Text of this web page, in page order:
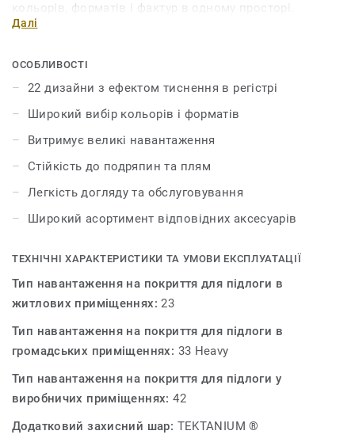
кольорів, форматів і фактур в одному просторі.
Поєднайте текстуру дерева, каміння та металу, грайте з
аксесуарами – плінтусами та профілями. iD Inspiration
55 & 55 Plus розсуває межі дозволеного у дизайні і
дозволяє створити інтер’єр вашої мрії. Колекція
пропонує 22 декори, які мають тиснення в регістрі – це
технологія, яка відтворює рельєф і зовнішній вигляд
Далі
ОСОБЛИВОСТІ
22 дизайни з ефектом тиснення в регістрі
Широкий вибір кольорів і форматів
Витримує великі навантаження
Стійкість до подряпин та плям
Легкість догляду та обслуговування
Широкий асортимент відповідних аксесуарів
ТЕХНІЧНІ ХАРАКТЕРИСТИКИ ТА УМОВИ ЕКСПЛУАТАЦІЇ
Тип навантаження на покриття для підлоги в
житлових приміщеннях:23
Тип навантаження на покриття для підлоги в
громадських приміщеннях: 33 Heavy
Тип навантаження на покриття для підлоги у
виробничих приміщеннях:42
Додатковий захисний шар: TEKTANIUM ®